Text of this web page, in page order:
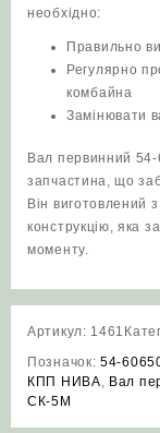
необхідно:
Правильно
Регулярно
комбайна
Замінювати
Вал первинний
запчастина, що
Він виготовлений
конструкцію, яка
моменту.
Артикул: 1461
Позначок: 54-
КПП НИВА, Вал
СК-5М